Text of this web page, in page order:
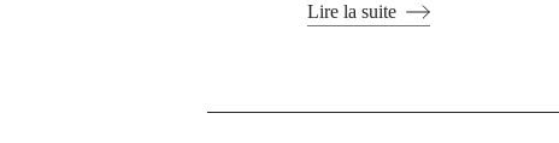
Lire la suite